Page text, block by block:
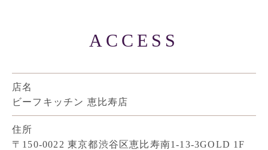
ACCESS
店名
ビーフキッチン 恵比寿店
住所
〒150-0022 東京都渋谷区恵比寿南1-13-3GOLD 1F